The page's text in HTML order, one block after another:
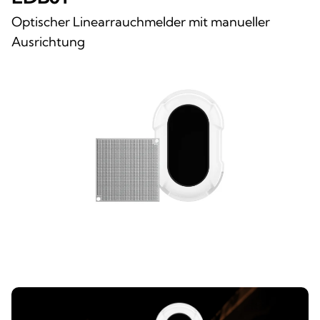
Optischer Linearrauchmelder mit manueller
Ausrichtung